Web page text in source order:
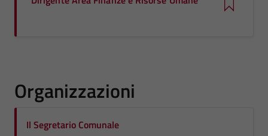
Organizzazioni
Il Segretario Comunale